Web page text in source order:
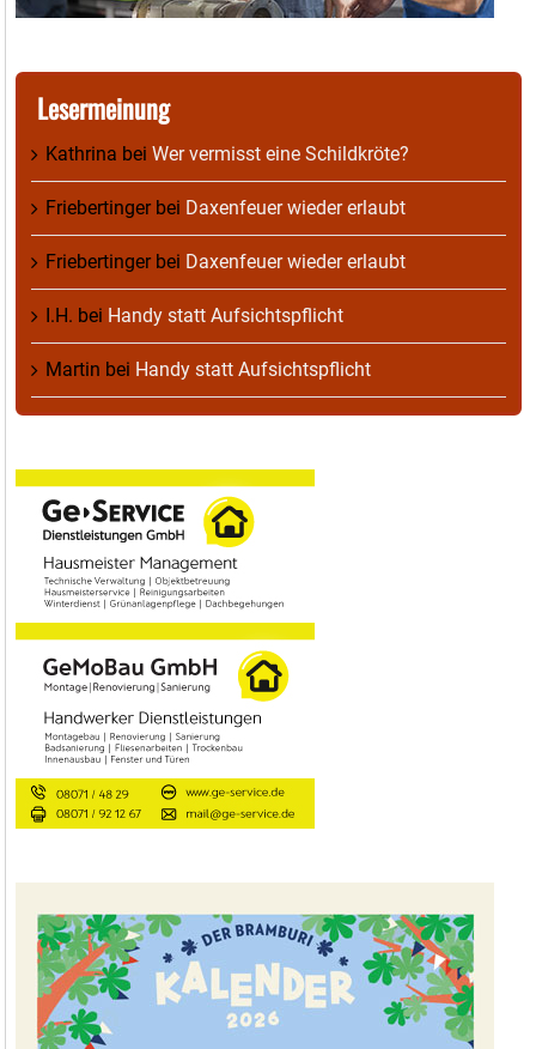
Lesermeinung
Kathrina bei Wer vermisst eine Schildkröte?
Friebertingerbei Daxenfeuer wieder erlaubt
Friebertingerbei Daxenfeuer wieder erlaubt
I.H. bei Handy statt Aufsichtspflicht
Martin bei Handy statt Aufsichtspflicht